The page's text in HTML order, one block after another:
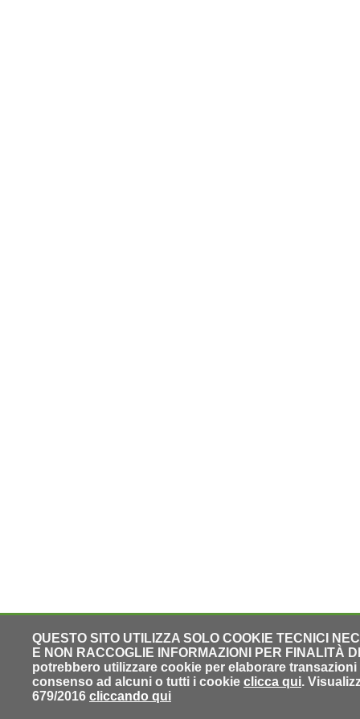
QUESTO SITO UTILIZZA SOLO COOKIE TECNICI
E NON RACCOGLIE INFORMAZIONI PER FINALITÀ
potrebbero utilizzare cookie per elaborare
consenso ad alcuni o tutti i cookie clicca qui.
679/2016 cliccando qui